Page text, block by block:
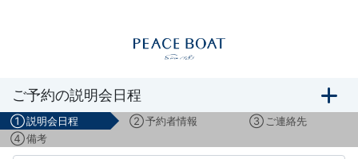
船旅説明会のご予約
ご予約の説明会日程
①説明会日程 ②予約者情報 ③ ご連絡先
④備考